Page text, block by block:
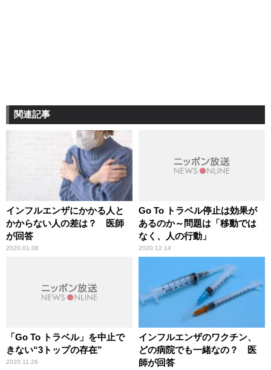
関連記事
インフルエンザにかかる人と
かからない人の差は？ 医師
が回答
2020.01.08
Go To トラベル停止は効果が
あるのか～問題は「移動では
なく、人の行動」
2020.12.14
「Go To トラベル」を中止で
きない“3トップの存在”
2020.11.26
インフルエンザのワクチン、
どの病院でも一緒なの？ 医
師が回答